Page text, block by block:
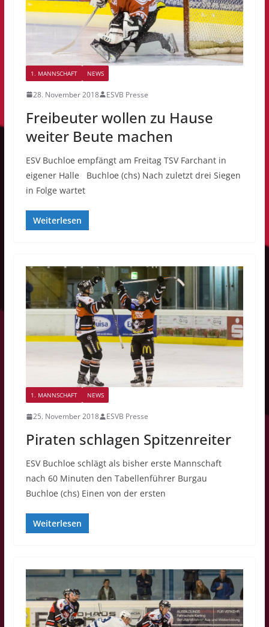
1. MANNSCHAFT NEWS
28. November 2018 ESVB Presse
Freibeuter wollen zu Hause
weiter Beute machen
ESV Buchloe empfängt am Freitag TSV Farchant in
eigener Halle Buchloe (chs) Nach zuletzt drei Siegen
in Folge wartet
Weiterlesen
1. MANNSCHAFT NEWS
25. November 2018 ESVB Presse
Piraten schlagen Spitzenreiter
ESV Buchloe schlägt als bisher erste Mannschaft
nach 60 Minuten den Tabellenführer Burgau
Buchloe (chs) Einen von der ersten
Weiterlesen